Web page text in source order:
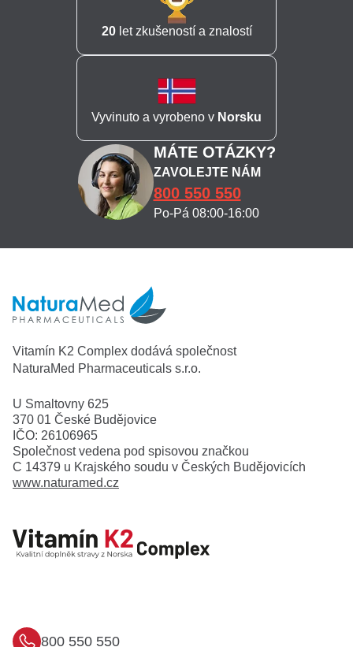
20let zkušeností a znalostí
Vyvinuto a vyrobeno v Norsku
MÁTE OTÁZKY?
ZAVOLEJTE NÁM
800 550 550
Po-Pá 08:00-16:00
Vitamín K2 Complex dodává společnost
NaturaMed Pharmaceuticals s.r.o.
U Smaltovny 625
370 01 České Budějovice
IČO: 26106965
Společnost vedena pod spisovou značkou
C 14379 u Krajského soudu v Českých Budějovicích
www.naturamed.cz
800 550 550